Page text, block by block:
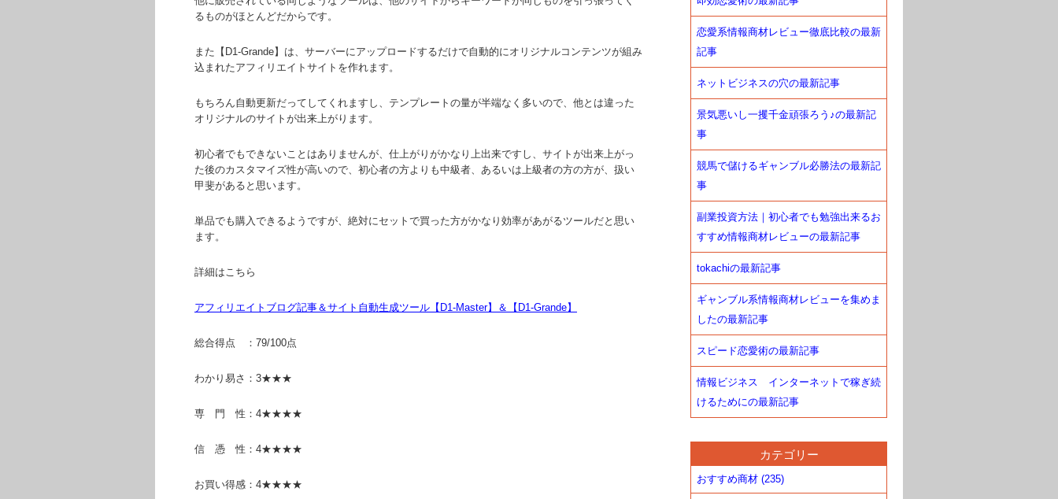
るものがほとんどだからです。
また【D1-Grande】は、サーバーにアップロードするだけで自動的にオリジナルコンテンツが組み
込まれたアフィリエイトサイトを作れます。
もちろん自動更新だってしてくれますし、テンプレートの量が半端なく多いので、他とは違った
オリジナルのサイトが出来上がります。
初心者でもできないことはありませんが、仕上がりがかなり上出来ですし、サイトが出来上がっ
た後のカスタマイズ性が高いので、初心者の方よりも中級者、あるいは上級者の方の方が、扱い
甲斐があると思います。
単品でも購入できるようですが、絶対にセットで買った方がかなり効率があがるツールだと思い
ます。
詳細はこちら
アフィリエイトブログ記事＆サイト自動生成ツール【D1-Master】＆【D1-Grande】
総合得点 ：79/100点
わかり易さ：3★★★
専 門 性：4★★★★
信 憑 性：4★★★★
お買い得感：4★★★★
恋愛系情報商材レビュー徹底比較の最新
記事
ネットビジネスの穴の最新記事
景気悪いし一攫千金頑張ろう♪の最新記
事
競馬で儲けるギャンブル必勝法の最新記
事
副業投資方法｜初心者でも勉強出来るお
すすめ情報商材レビューの最新記事
tokachiの最新記事
ギャンブル系情報商材レビューを集めま
したの最新記事
スピード恋愛術の最新記事
情報ビジネス インターネットで稼ぎ続
けるためにの最新記事
カテゴリー
おすすめ商材 (235)